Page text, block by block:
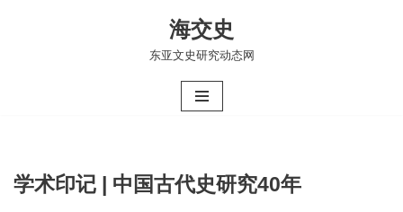
海交史
东亚文史研究动态网
学术印记 | 中国古代史研究40年